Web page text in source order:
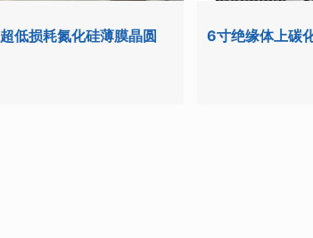
超低损耗氮化硅薄膜晶圆 6寸绝缘体上碳